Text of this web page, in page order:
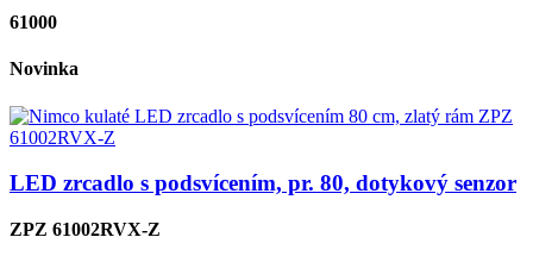
61000
Novinka
LED zrcadlo s podsvícením, pr. 80, dotykový senzor
ZPZ 61002RVX-Z